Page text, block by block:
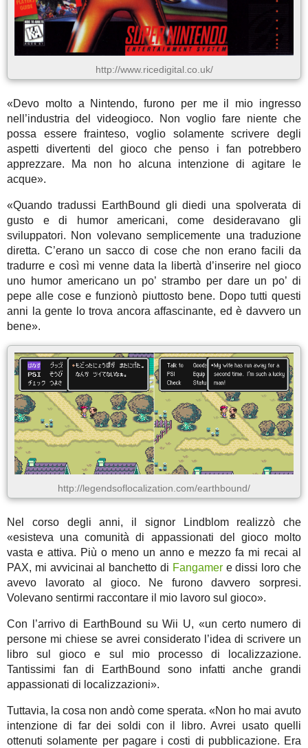
http://www.ricedigital.co.uk/
«Devo molto a Nintendo, furono per me il mio ingresso
nell’industria del videogioco. Non voglio fare niente che
possa essere frainteso, voglio solamente scrivere degli
aspetti divertenti del gioco che penso i fan potrebbero
apprezzare. Ma non ho alcuna intenzione di agitare le
acque».
«Quando tradussi EarthBound gli diedi una spolverata di
gusto e di humor americani, come desideravano gli
sviluppatori. Non volevano semplicemente una traduzione
diretta. C’erano un sacco di cose che non erano facili da
tradurre e così mi venne data la libertà d’inserire nel gioco
uno humor americano un po’ strambo per dare un po’ di
pepe alle cose e funzionò piuttosto bene. Dopo tutti questi
anni la gente lo trova ancora affascinante, ed è davvero un
bene».
http://legendsoflocalization.com/earthbound/
Nel corso degli anni, il signor Lindblom realizzò che
«esisteva una comunità di appassionati del gioco molto
vasta e attiva. Più o meno un anno e mezzo fa mi recai al
PAX, mi avvicinai al banchetto di Fangamere dissi loro che
avevo lavorato al gioco. Ne furono davvero sorpresi.
Volevano sentirmi raccontare il mio lavoro sul gioco».
Con l’arrivo di EarthBound su Wii U, «un certo numero di
persone mi chiese se avrei considerato l’idea di scrivere un
libro sul gioco e sul mio processo di localizzazione.
Tantissimi fan di EarthBound sono infatti anche grandi
appassionati di localizzazioni».
Tuttavia, la cosa non andò come sperata. «Non ho mai avuto
intenzione di far dei soldi con il libro. Avrei usato quelli
ottenuti solamente per pagare i costi di pubblicazione. Era